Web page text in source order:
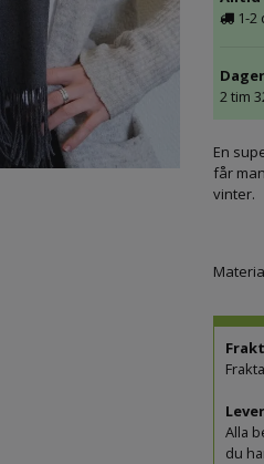
1-
2 tim
En
får
vinter.
Frakt
Alla
du